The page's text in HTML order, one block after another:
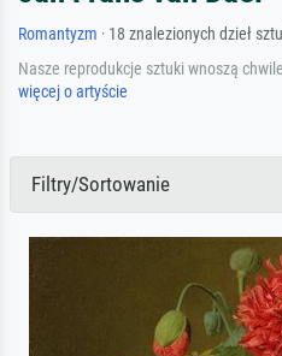
Romantyzm · 18 znalezionych dzieł
Nasze reprodukcje sztuki wnoszą
więcej o artyście
Filtry/Sortowanie